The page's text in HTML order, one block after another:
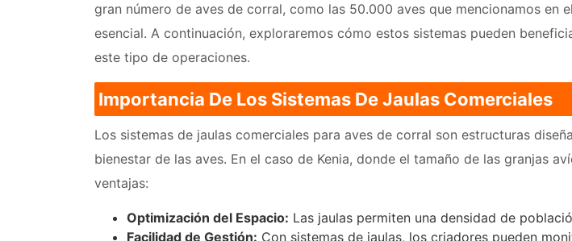
gran número de aves de corral, como las 50.000 aves que mencionamos en
esencial. A continuación, exploraremos cómo estos sistemas pueden
este tipo de operaciones.
Importancia De Los Sistemas De Jaulas Comerciales
Los sistemas de jaulas comerciales para aves de corral son estructuras
bienestar de las aves. En el caso de Kenia, donde el tamaño de las granjas
ventajas:
Optimización del Espacio: Las jaulas permiten una densidad de
Facilidad de Gestión: Con sistemas de jaulas, los criadores pueden